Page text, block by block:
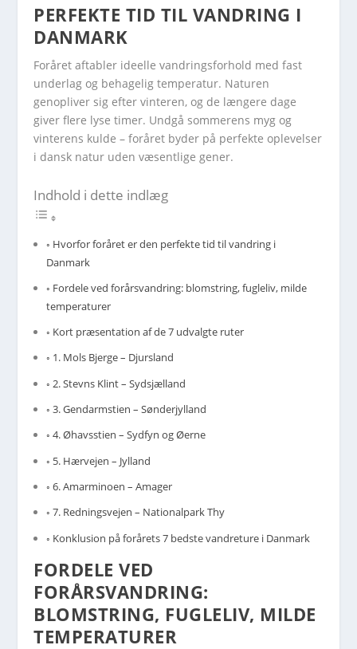
PERFEKTE TID TIL VANDRING I
DANMARK
Foråret aftabler ideelle vandringsforhold med fast
underlag og behagelig temperatur. Naturen
genopliver sig efter vinteren, og de længere dage
giver flere lyse timer. Undgå sommerens myg og
vinterens kulde – foråret byder på perfekte oplevelser
i dansk natur uden væsentlige gener.
Indhold i dette indlæg
Hvorfor foråret er den perfekte tid til vandring i
Danmark
Fordele ved forårsvandring: blomstring, fugleliv, milde
temperaturer
Kort præsentation af de 7 udvalgte ruter
1. Mols Bjerge – Djursland
2. Stevns Klint – Sydsjælland
3. Gendarmstien – Sønderjylland
4. Øhavsstien – Sydfyn og Øerne
5. Hærvejen – Jylland
6. Amarminoen – Amager
7. Redningsvejen – Nationalpark Thy
Konklusion på forårets 7 bedste vandreture i Danmark
FORDELE VED
FORÅRSVANDRING:
BLOMSTRING, FUGLELIV, MILDE
TEMPERATURER